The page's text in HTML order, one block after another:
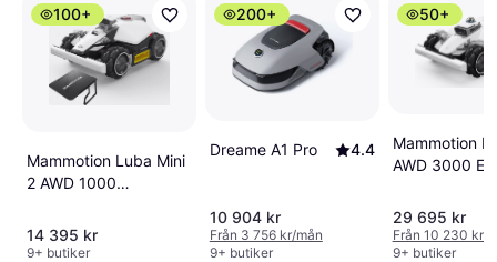
100+
Mammotion Luba Mini
2 AWD 1000
14 395 kr
9+ butiker
200+
Dreame A1 Pro 4.4
10 904 kr
Från 3 756 kr/mån
9+ butiker
50+
Mammotion
AWD 3000
29 695 kr
Från 10 230 kr/
9+ butiker